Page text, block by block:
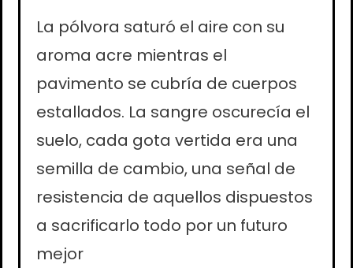
La pólvora saturó el aire con su
aroma acre mientras el
pavimento se cubría de cuerpos
estallados. La sangre oscurecía el
suelo, cada gota vertida era una
semilla de cambio, una señal de
resistencia de aquellos dispuestos
a sacrificarlo todo por un futuro
mejor